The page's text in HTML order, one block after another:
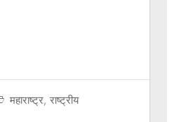
महाराष्ट्र, राष्ट्रीय